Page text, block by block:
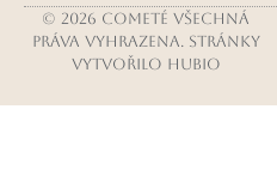
© 2026 COMETÉ Všechná
práva vyhrazena. Stránky
vytvořilo HUBIO